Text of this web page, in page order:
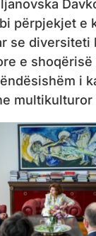
përpjekjet e
se diversiteti
e shoqërisë
i
multikulturor